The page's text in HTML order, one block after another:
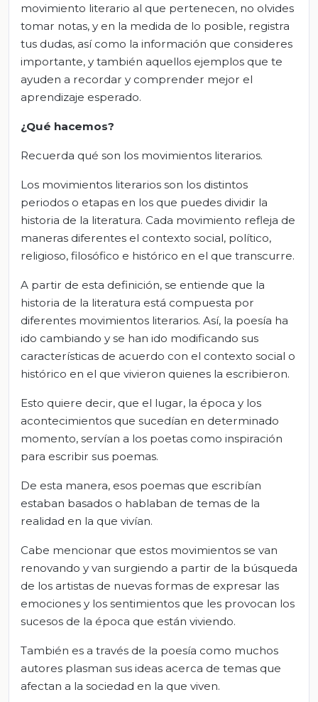
movimiento literario al que pertenecen, no olvides
tomar notas, y en la medida de lo posible, registra
tus dudas, así como la información que consideres
importante, y también aquellos ejemplos que te
ayuden a recordar y comprender mejor el
aprendizaje esperado.
¿Qué hacemos?
Recuerda qué son los movimientos literarios.
Los movimientos literarios son los distintos
periodos o etapas en los que puedes dividir la
historia de la literatura. Cada movimiento refleja de
maneras diferentes el contexto social, político,
religioso, filosófico e histórico en el que transcurre.
A partir de esta definición, se entiende que la
historia de la literatura está compuesta por
diferentes movimientos literarios. Así, la poesía ha
ido cambiando y se han ido modificando sus
características de acuerdo con el contexto social o
histórico en el que vivieron quienes la escribieron.
Esto quiere decir, que el lugar, la época y los
acontecimientos que sucedían en determinado
momento, servían a los poetas como inspiración
para escribir sus poemas.
De esta manera, esos poemas que escribían
estaban basados o hablaban de temas de la
realidad en la que vivían.
Cabe mencionar que estos movimientos se van
renovando y van surgiendo a partir de la búsqueda
de los artistas de nuevas formas de expresar las
emociones y los sentimientos que les provocan los
sucesos de la época que están viviendo.
También es a través de la poesía como muchos
autores plasman sus ideas acerca de temas que
afectan a la sociedad en la que viven.